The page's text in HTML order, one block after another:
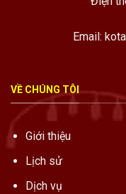
Email:
VỀ CHÚNG TÔI
Giới thiệu
Lịch sử
Dịch vụ